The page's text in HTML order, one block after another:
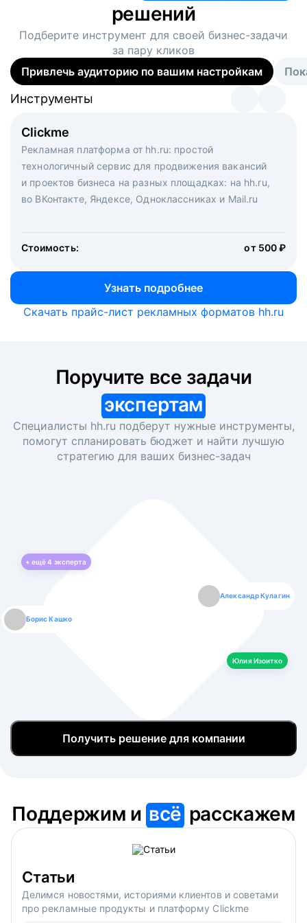
решений
Подберите инструмент для своей бизнес-задачи
за пару кликов
Привлечь аудиторию по вашим настройкам
Clickme
Рекламная платформа от hh.ru: простой
технологичный сервис для продвижения вакансий
и проектов бизнеса на разных площадках: на hh.ru,
во ВКонтакте, Яндексе, Одноклассниках и Mail.ru
Стоимость: от 500 ₽
Узнать подробнее
Инструменты
Вакансия дня
Рекламный формат для вакансий на главной странице
hh.ru. Увеличивает количество откликов
Инструменты
Массовый подбор под ключ. Решите, сколько
кандидатов и когда вам нужно, и за дело возьмутся
маркетологи, рекрутеры и проектные менеджеры
hh.ru с целым набором digital-инструментов
Инструменты
Скачать прайс-лист рекламных форматов hh.ru
экспертам
Специалисты hh.ru подберут нужные инструменты,
помогут спланировать бюджет и найти лучшую
стратегию для ваших бизнес-задач
+ ещё4 эксперта
Борис Кашко
Александр Кулагин
Юлия Изоитко
Юлия Изоитко
Даниил Макаров
Александр Кулагин
Екатерина Лазаренко
Даниил Макаров
Борис Кашко
Екатерина Лазаренко
Юлия Изоитко
Получить решение для компании
Поддержим ивсё расскажем
Статьи
Делимся новостями, историями клиентов и советами
про рекламные продукты и платформу Clickme